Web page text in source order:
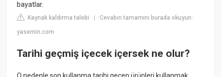
bayatlar.
Kaynak kaldırma talebi |Cevabın tamamını burada okuyun:
yasemin.com
Tarihi geçmiş içecek içersek ne olur?